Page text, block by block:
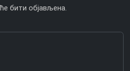
бити објављена.